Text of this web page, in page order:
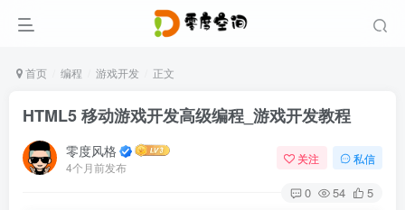
首页 编程 游戏开发 正文
HTML5 移动游戏开发高级编程_游戏开发教程
零度风格
4个月前发布
关注 私信
0 54 5